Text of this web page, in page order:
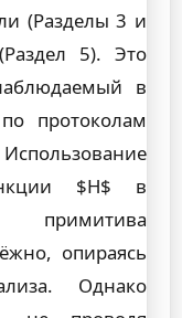
(Разделы 3 и
5). Это
в
протоколам
$H$ в
опираясь
Однако